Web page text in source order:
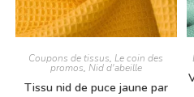
Coupons de tissus,Le coin des
promos, Nid d'abeille
Tissu nid de puce jaune par